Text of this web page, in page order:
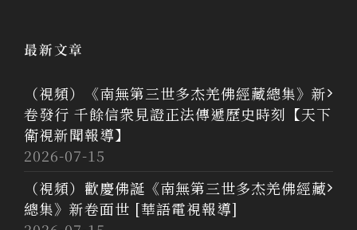
最新文章
（視頻）《南無第三世多杰羌佛經藏總集》新
卷發行 千餘信衆見證正法傳遞歷史時刻【天下
衛視新聞報導】
2026-07-15
（視頻）歡慶佛誕《南無第三世多杰羌佛經藏
總集》新卷面世 [華語電視報導]